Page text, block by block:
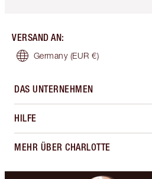
VERSAND AN:
Germany (EUR €)
DAS UNTERNEHMEN
HILFE
MEHR ÜBER CHARLOTTE